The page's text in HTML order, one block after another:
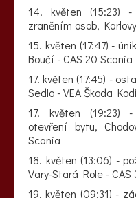
14. květen (15:23)
zraněním osob,
15. květen (17:47) -
Boučí - CAS 20 Scania
17. květen (17:45) -
Sedlo - VEA Škoda
17. květen (19:23)
otevření bytu,
Scania
18. květen (13:06) -
Vary-Stará Role - CAS
19. květen (09:31) -